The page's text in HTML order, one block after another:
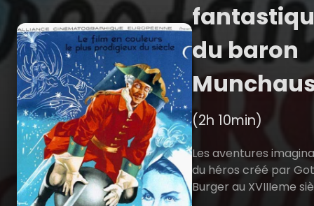
du baron
(2h 10min)
Les aventures
du héros créé par
Burger au XVIIIeme